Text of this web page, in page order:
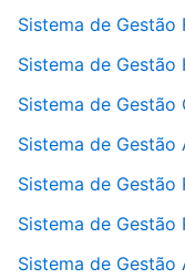
Sistema de Gestão
Sistema de
Sistema de Gestão
Sistema de Gestão
Sistema de Gestão
Sistema de Gestão
Sistema de Gestão